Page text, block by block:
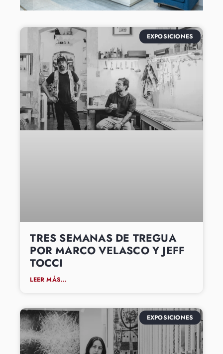
EXPOSICIONES
TRES SEMANAS DE TREGUA
POR MARCO VELASCO Y JEFF
TOCCI
LEER MÁS...
EXPOSICIONES